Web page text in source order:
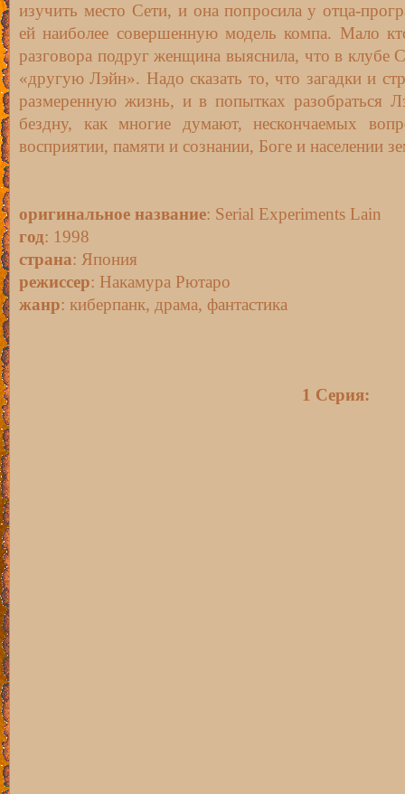
изучить место Сети, и она попросила у отца-
ей наиболее совершенную модель компа. Мало
разговора подруг женщина выяснила, что в клубе
«другую Лэйн». Надо сказать то, что загадки и
размеренную жизнь, и в попытках разобраться
бездну, как многие думают, нескончаемых
восприятии, памяти и сознании, Боге и населении
оригинальное название: Serial Experiments Lain
год: 1998
страна: Япония
режиссер: Накамура Рютаро
жанр: киберпанк, драма, фантастика
1 Серия: